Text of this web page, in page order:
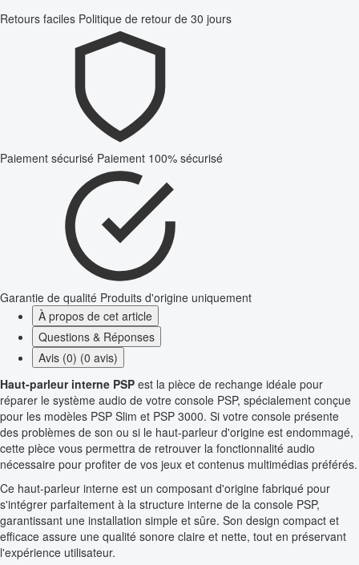
Retours faciles Politique de retour de 30 jours
Paiement sécurisé Paiement 100% sécurisé
Garantie de qualité Produits d'origine uniquement
À propos de cet article
Questions & Réponses
Avis (0) (0 avis)
Haut-parleur interne PSP est la pièce de rechange idéale pour
réparer le système audio de votre console PSP, spécialement conçue
pour les modèles PSP Slim et PSP 3000. Si votre console présente
des problèmes de son ou si le haut-parleur d'origine est endommagé,
cette pièce vous permettra de retrouver la fonctionnalité audio
nécessaire pour profiter de vos jeux et contenus multimédias préférés.
Ce haut-parleur interne est un composant d'origine fabriqué pour
s'intégrer parfaitement à la structure interne de la console PSP,
garantissant une installation simple et sûre. Son design compact et
efficace assure une qualité sonore claire et nette, tout en préservant
l'expérience utilisateur.